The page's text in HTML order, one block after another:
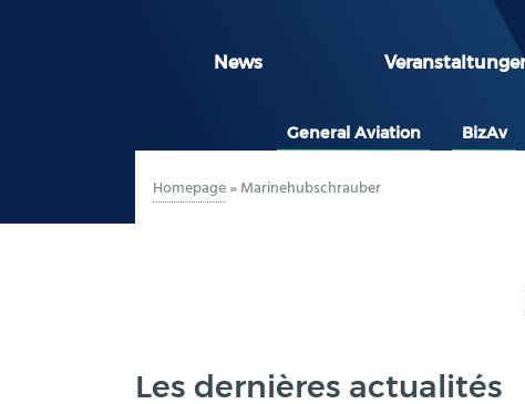
News
General Aviation BizAv
Homepage»Marinehubschrauber
Les dernières actualités